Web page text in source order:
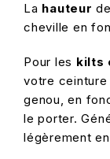
La hauteur
cheville en
Pour les kilts
votre ceinture
genou, en
le porter.
légèrement